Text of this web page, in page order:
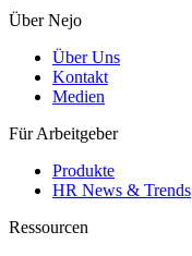
Über Nejo
Über Uns
Kontakt
Medien
Für Arbeitgeber
Produkte
HR News & Trends
Ressourcen